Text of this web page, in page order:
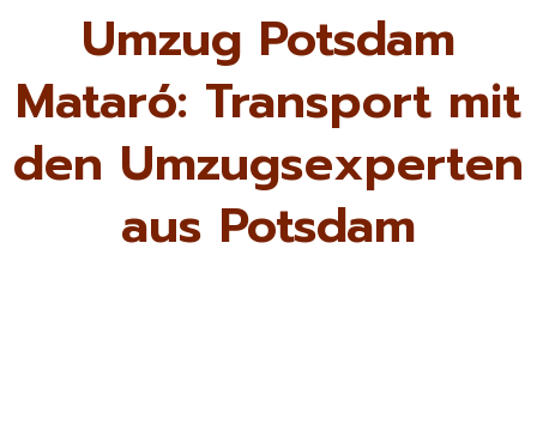
Umzug Potsdam
Mataró: Transport mit
den Umzugsexperten
aus Potsdam